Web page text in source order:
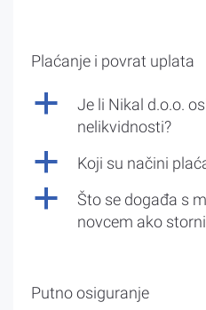
Plaćanje i povrat uplata
a
Je li Nikal d.o.o.
nelikvidnosti?
a Koji su načini
a
Što se događa s
novcem ako
Putno osiguranje